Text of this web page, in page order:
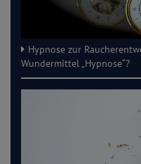
Hypnose zur
Wundermittel „Hypnose“?